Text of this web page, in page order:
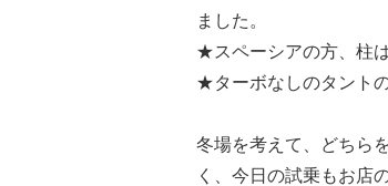
ました。
★スペーシアの方、柱
★ターボなしのタント
冬場を考えて、どちら
く、今日の試乗もお店